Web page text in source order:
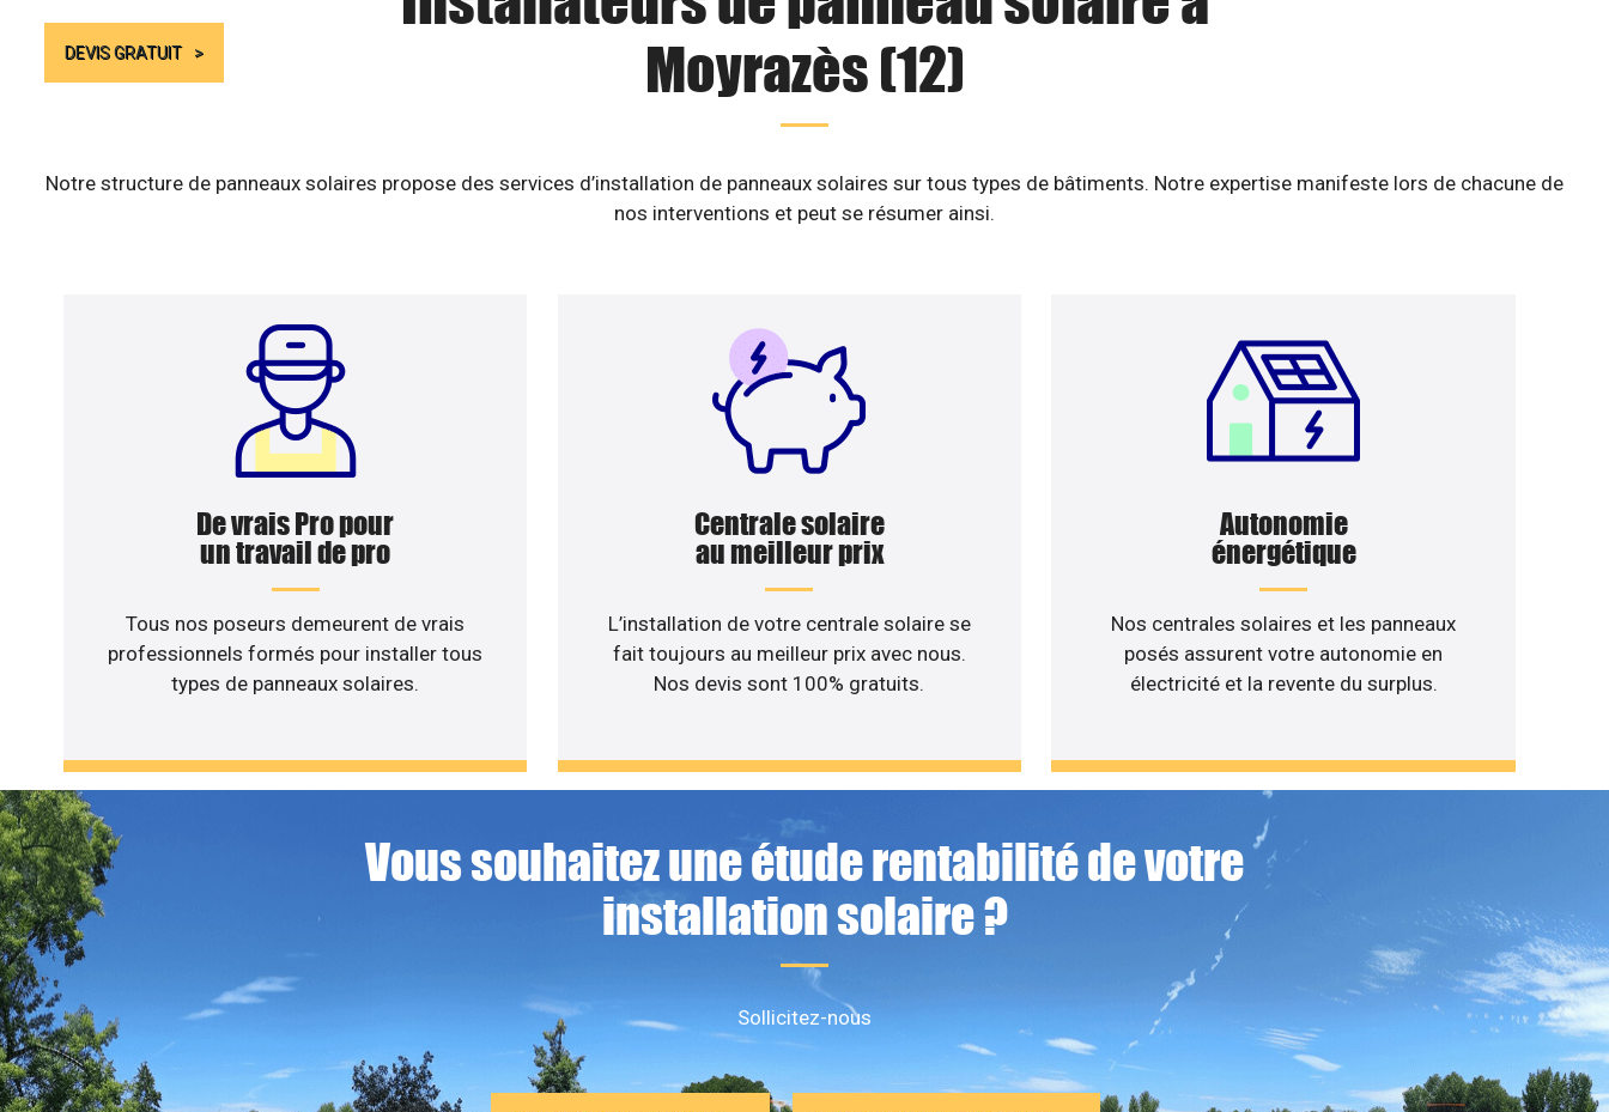
DEVIS GRATUIT
Moyrazès (12)
Notre structure de panneaux solaires propose des services d’installation de panneaux solaires sur tous types de bâtiments. Notre expertise manifeste lors de chacune de
nos interventions et peut se résumer ainsi.
De vrais Pro pour
un travail de pro
Tous nos poseurs demeurent de vrais
professionnels formés pour installer tous
types de panneaux solaires.
Centrale solaire
au meilleur prix
L’installation de votre centrale solaire se
fait toujours au meilleur prix avec nous.
Nos devis sont 100% gratuits.
Autonomie
énergétique
Nos centrales solaires et les panneaux
posés assurent votre autonomie en
électricité et la revente du surplus.
Vous souhaitez une étude rentabilité de votre
installation solaire ?
Sollicitez-nous